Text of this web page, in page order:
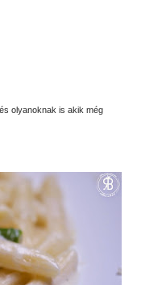
olyanoknak is akik még